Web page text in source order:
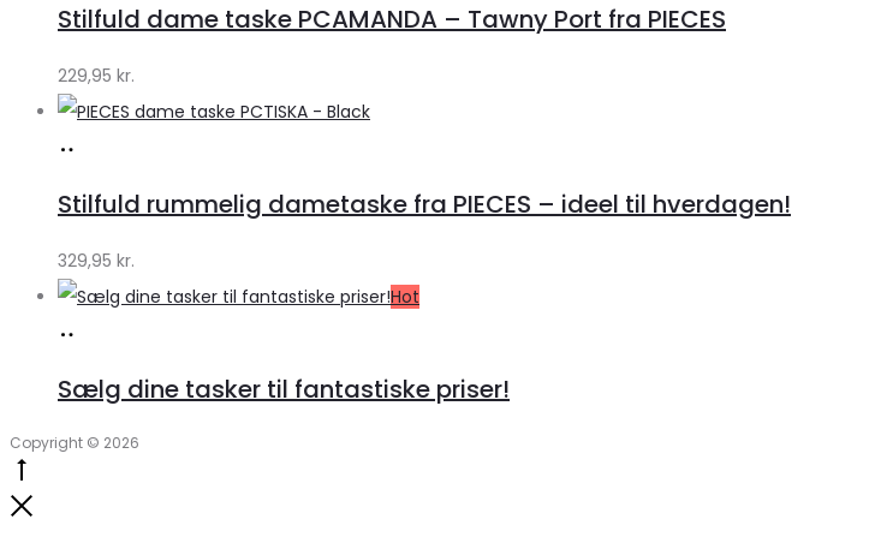
Klædeskabet.dk
Stilfuld dame taske PCAMANDA – Tawny Port fra PIECES
229,95 kr.
Klædeskabet.dk
Stilfuld rummelig dametaske fra PIECES – ideel til hverdagen!
329,95 kr.
Hot
Sælg dine tasker til fantastiske priser!
Copyright © 2026